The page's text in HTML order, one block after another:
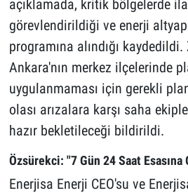
açıklamada, kritik bölgelerde
görevlendirildiği ve enerji
programına alındığı
Ankara'nın merkez ilçelerinde
uygulanmaması için gerekli
olası arızalara karşı saha
hazır bekletileceği bildirildi.
Özsürekci: "7 Gün 24 Saat Esasına
Enerjisa Enerji CEO'su ve